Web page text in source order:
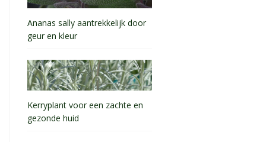
Ananas sally aantrekkelijk door
geur en kleur
Kerryplant voor een zachte en
gezonde huid